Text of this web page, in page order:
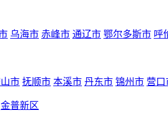
乌海市 赤峰市 通辽市 鄂尔多斯市 呼
市 抚顺市 本溪市 丹东市 锦州市 营口
金普新区